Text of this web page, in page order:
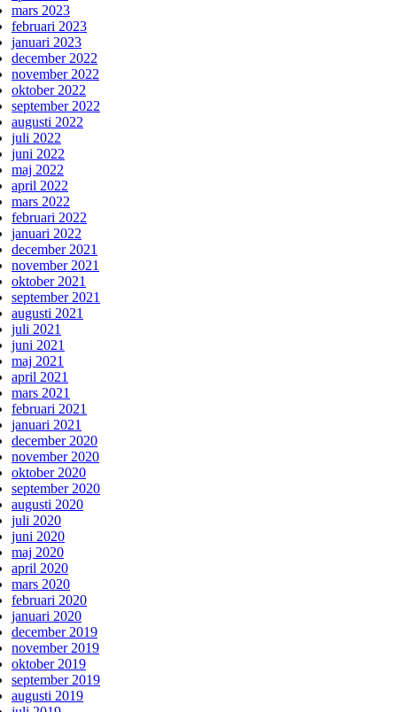
mars 2023
februari 2023
januari 2023
december 2022
november 2022
oktober 2022
september 2022
augusti 2022
juli 2022
juni 2022
maj 2022
april 2022
mars 2022
februari 2022
januari 2022
december 2021
november 2021
oktober 2021
september 2021
augusti 2021
juli 2021
juni 2021
maj 2021
april 2021
mars 2021
februari 2021
januari 2021
december 2020
november 2020
oktober 2020
september 2020
augusti 2020
juli 2020
juni 2020
maj 2020
april 2020
mars 2020
februari 2020
januari 2020
december 2019
november 2019
oktober 2019
september 2019
augusti 2019